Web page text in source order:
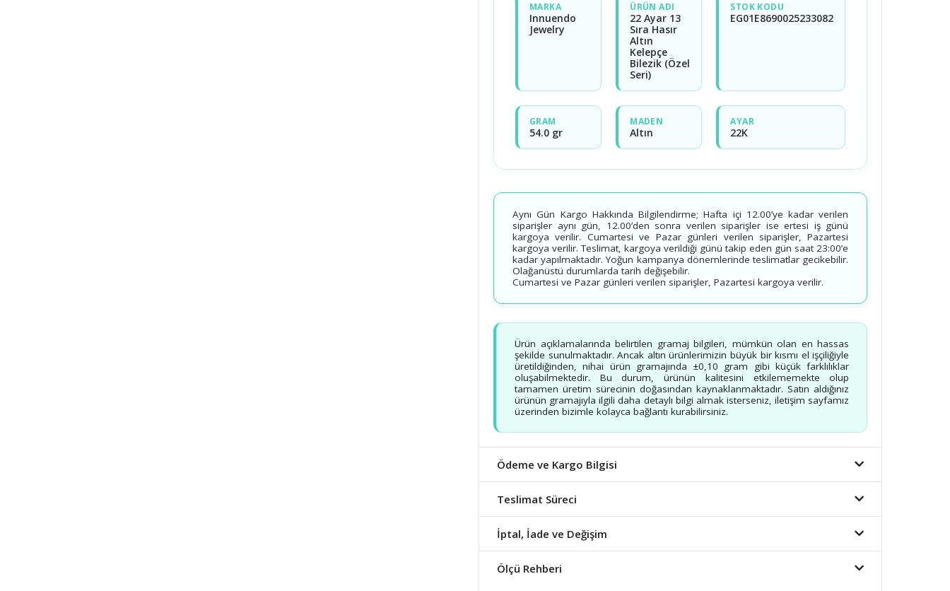
MARKA
Innuendo
Jewelry
ÜRÜN ADI
22 Ayar 13
Sıra Hasır
Altın
Kelepçe
Bilezik (Özel
Seri)
STOK KODU
EG01E8690025233082
GRAM
54.0 gr
MADEN
Altın
AYAR
22K
Aynı Gün Kargo Hakkında Bilgilendirme; Hafta içi 12.00’ye kadar verilen
siparişler aynı gün, 12.00’den sonra verilen siparişler ise ertesi iş günü
kargoya verilir. Cumartesi ve Pazar günleri verilen siparişler, Pazartesi
kargoya verilir. Teslimat, kargoya verildiği günü takip eden gün saat 23:00’e
kadar yapılmaktadır. Yoğun kampanya dönemlerinde teslimatlar gecikebilir.
Olağanüstü durumlarda tarih değişebilir.
Cumartesi ve Pazar günleri verilen siparişler, Pazartesi kargoya verilir.
Ürün açıklamalarında belirtilen gramaj bilgileri, mümkün olan en hassas
şekilde sunulmaktadır. Ancak altın ürünlerimizin büyük bir kısmı el işçiliğiyle
üretildiğinden, nihai ürün gramajında ±0,10 gram gibi küçük farklılıklar
oluşabilmektedir. Bu durum, ürünün kalitesini etkilememekte olup
tamamen üretim sürecinin doğasından kaynaklanmaktadır. Satın aldığınız
ürünün gramajıyla ilgili daha detaylı bilgi almak isterseniz, iletişim sayfamız
üzerinden bizimle kolayca bağlantı kurabilirsiniz.
Ödeme ve Kargo Bilgisi
Teslimat Süreci
İptal, İade ve Değişim
Ölçü Rehberi